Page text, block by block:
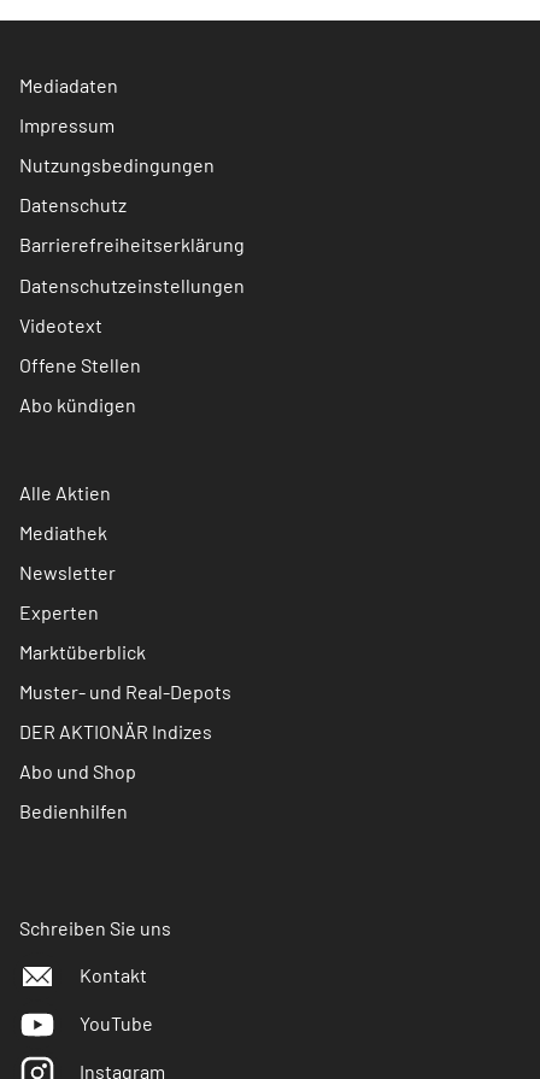
Mediadaten
Impressum
Nutzungsbedingungen
Datenschutz
Barrierefreiheitserklärung
Datenschutzeinstellungen
Videotext
Offene Stellen
Abo kündigen
Alle Aktien
Mediathek
Newsletter
Experten
Marktüberblick
Muster- und Real-Depots
DER AKTIONÄR Indizes
Abo und Shop
Bedienhilfen
Schreiben Sie uns
Kontakt
YouTube
Instagram